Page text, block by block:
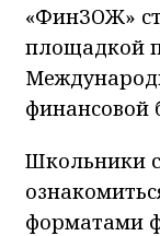
«ФинЗОЖ»
площадкой
финансовой
Школьники
форматами